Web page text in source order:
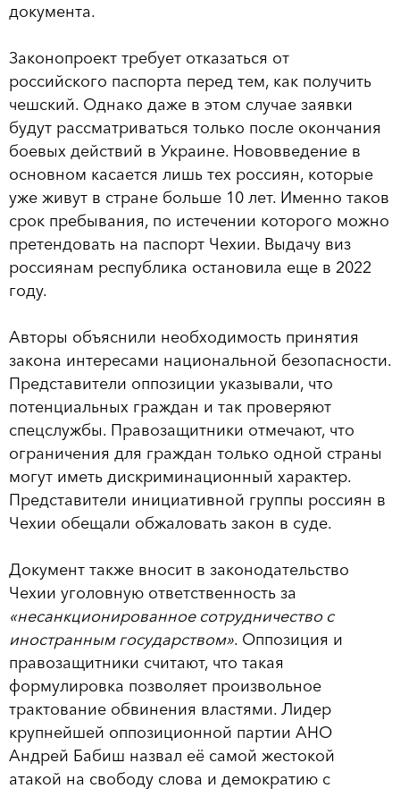
документа.
Законопроект требует отказаться от
российского паспорта перед тем, как получить
чешский. Однако даже в этом случае заявки
будут рассматриваться только после окончания
боевых действий в Украине. Нововведение в
основном касается лишь тех россиян, которые
уже живут в стране больше 10 лет. Именно таков
срок пребывания, по истечении которого можно
претендовать на паспорт Чехии. Выдачу виз
россиянам республика остановила еще в 2022
году.
Авторы объяснили необходимость принятия
закона интересами национальной безопасности.
Представители оппозиции указывали, что
потенциальных граждан и так проверяют
спецслужбы. Правозащитники отмечают, что
ограничения для граждан только одной страны
могут иметь дискриминационный характер.
Представители инициативной группы россиян в
Чехии обещали обжаловать закон в суде.
Документ также вносит в законодательство
Чехии уголовную ответственность за
«несанкционированное сотрудничество с
иностранным государством». Оппозиция и
правозащитники считают, что такая
формулировка позволяет произвольное
трактование обвинения властями. Лидер
крупнейшей оппозиционной партии АНО
Андрей Бабиш назвал её самой жестокой
атакой на свободу слова и демократию с